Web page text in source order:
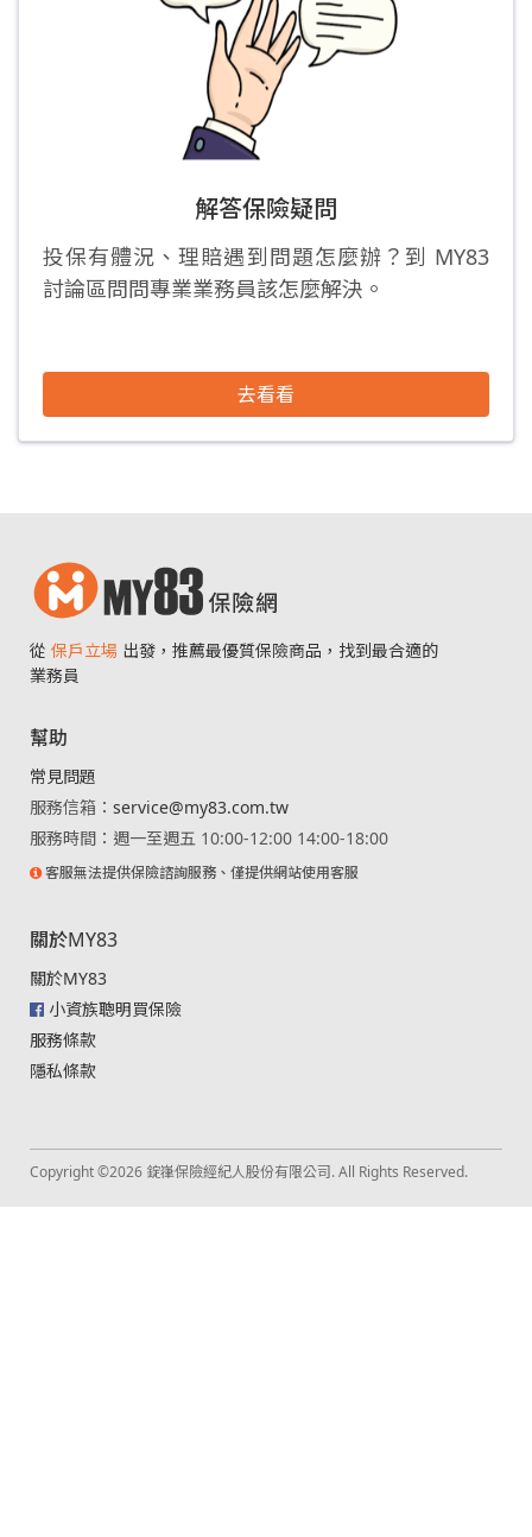
解答保險疑問
投保有體況、理賠遇到問題怎麼辦？到 MY83
討論區問問專業業務員該怎麼解決。
去看看
從 保戶立場 出發，推薦最優質保險商品，找到最合適的
業務員
幫助
常見問題
服務信箱： service@my83.com.tw
服務時間：週一至週五 10:00-12:00 14:00-18:00
客服無法提供保險諮詢服務、僅提供網站使用客服
關於MY83
關於MY83
小資族聰明買保險
服務條款
隱私條款
Copyright ©2026 錠嵂保險經紀人股份有限公司. All Rights Reserved.